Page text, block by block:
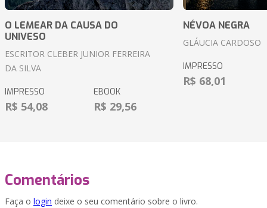
O LEMEAR DA CAUSA DO
UNIVESO
ESCRITOR CLEBER JUNIOR FERREIRA
DA SILVA
IMPRESSO
R$ 54,08
EBOOK
R$ 29,56
NÉVOA NEGRA
GLÁUCIA CARDOSO
IMPRESSO
R$ 68,01
Comentários
Faça o login deixe o seu comentário sobre o livro.